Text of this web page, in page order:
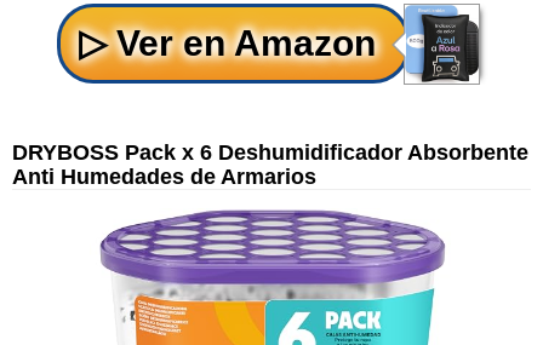
DRYBOSS Pack x 6 Deshumidificador Absorbente
Anti Humedades de Armarios